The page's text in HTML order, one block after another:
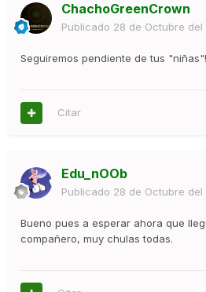
ChachoGreenCrown
Publicado 28 de Octubre del
Seguiremos pendiente de tus "niñas"!
Citar
Edu_nOOb
Publicado 28 de Octubre del
Bueno pues a esperar ahora que
compañero, muy chulas todas.